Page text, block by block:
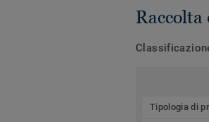
Raccolta
Tipologia di